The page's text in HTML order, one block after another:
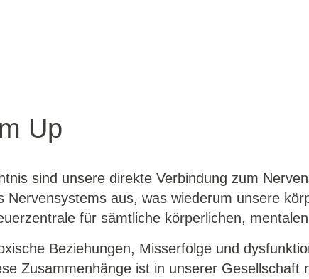
Up
sind unsere direkte Verbindung zum
Nervensystems aus, was wiederum unsere
für sämtliche körperlichen,
Beziehungen, Misserfolge und
Zusammenhänge ist in unserer